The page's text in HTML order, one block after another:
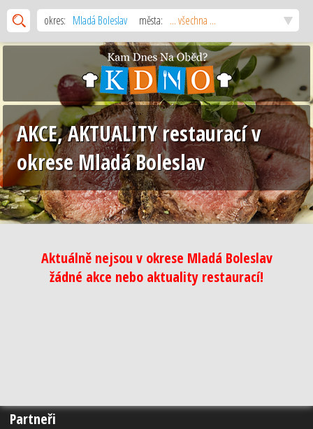
okres: Mladá Boleslav města: ... všechna ...
AKCE, AKTUALITY restaurací v
okrese Mladá Boleslav
Aktuálně nejsou v okrese Mladá Boleslav
žádné akce nebo aktuality restaurací!
Partneři